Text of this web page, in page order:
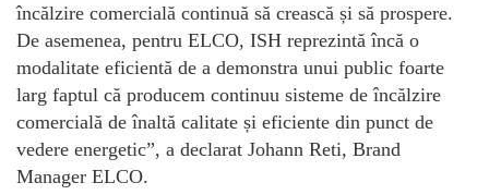
încălzire comercială continuă să crească și să prospere.
De asemenea, pentru ELCO, ISH reprezintă încă o
modalitate eficientă de a demonstra unui public foarte
larg faptul că producem continuu sisteme de încălzire
comercială de înaltă calitate și eficiente din punct de
vedere energetic”, a declarat Johann Reti, Brand
Manager ELCO.